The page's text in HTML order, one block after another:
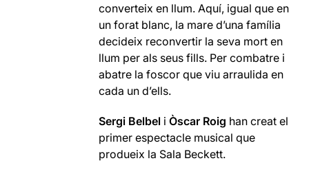
converteix en llum. Aquí, igual que en
un forat blanc, la mare d’una família
decideix reconvertir la seva mort en
llum per als seus fills. Per combatre i
abatre la foscor que viu arraulida en
cada un d’ells.
Sergi Belbel iÒscar Roig han creat el
primer espectacle musical que
produeix la Sala Beckett.